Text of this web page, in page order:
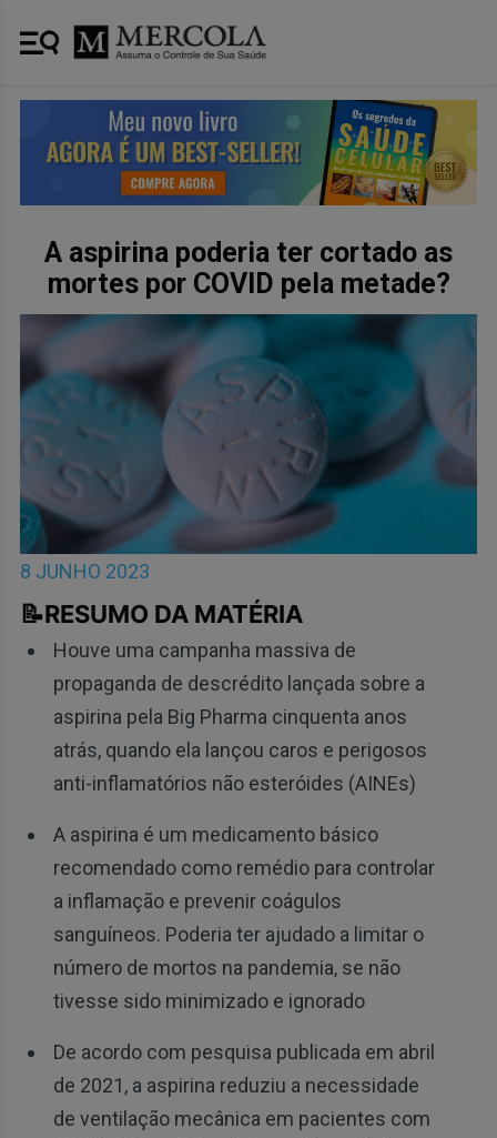
A aspirina poderia ter cortado as
mortes por COVID pela metade?
8 JUNHO 2023
📝RESUMO DA MATÉRIA
Houve uma campanha massiva de
propaganda de descrédito lançada sobre a
aspirina pela Big Pharma cinquenta anos
atrás, quando ela lançou caros e perigosos
anti-inflamatórios não esteróides (AINEs)
A aspirina é um medicamento básico
recomendado como remédio para controlar
a inflamação e prevenir coágulos
sanguíneos. Poderia ter ajudado a limitar o
número de mortos na pandemia, se não
tivesse sido minimizado e ignorado
De acordo com pesquisa publicada em abril
de 2021, a aspirina reduziu a necessidade
de ventilação mecânica em pacientes com